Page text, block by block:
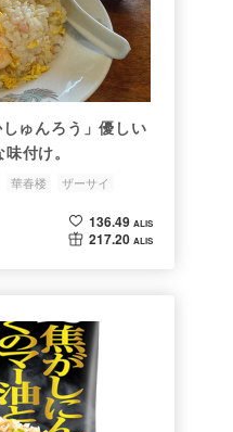
ゅんろう」優しい
付け。
華春楼 ザーサイ
136.49 ALIS
217.20 ALIS